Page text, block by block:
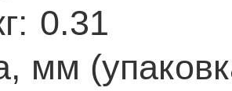
0.31
мм